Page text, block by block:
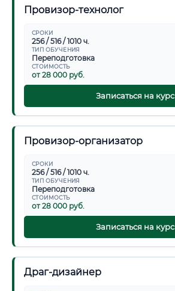
Провизор-технолог
СРОКИ
256 / 516 / 1010 ч.
ТИП ОБУЧЕНИЯ
Переподготовка
СТОИМОСТЬ
от 28 000 руб.
Записаться на курс
Провизор-организатор
СРОКИ
256 / 516 / 1010 ч.
ТИП ОБУЧЕНИЯ
Переподготовка
СТОИМОСТЬ
от 28 000 руб.
Записаться на курс
Драг-дизайнер